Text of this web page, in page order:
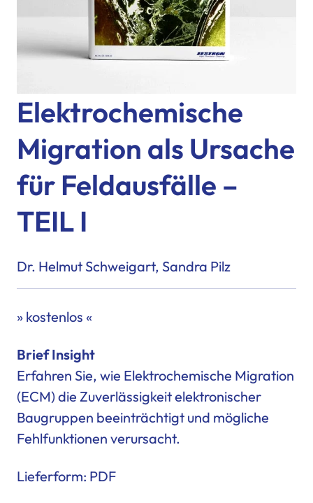
Elektrochemische
Migration als Ursache
für Feldausfälle –
TEIL I
Dr. Helmut Schweigart, Sandra Pilz
» kostenlos «
Brief Insight
Erfahren Sie, wie Elektrochemische Migration
(ECM) die Zuverlässigkeit elektronischer
Baugruppen beeinträchtigt und mögliche
Fehlfunktionen verursacht.
Lieferform: PDF